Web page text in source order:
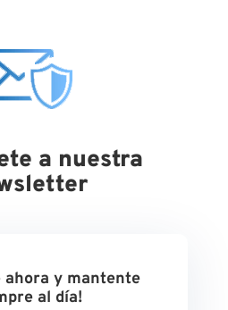
a nuestra
ahora y mantente
al día!